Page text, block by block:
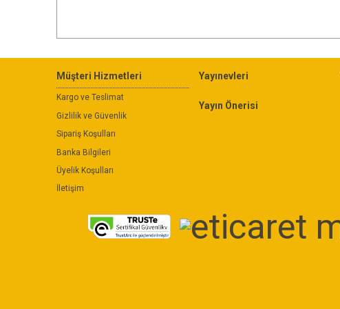
Müşteri Hizmetleri
Kargo ve Teslimat
Gizlilik ve Güvenlik
Sipariş Koşulları
Banka Bilgileri
Üyelik Koşulları
İletişim
Yayınevleri
Yayın Önerisi